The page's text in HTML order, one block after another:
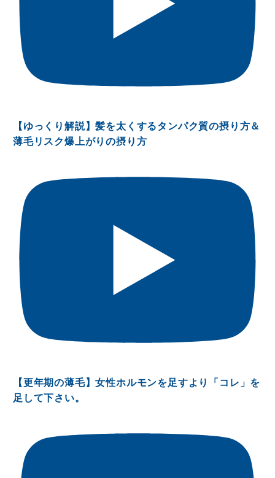
【ゆっくり解説】髪を太くするタンパク質の摂り方＆
薄毛リスク爆上がりの摂り方
【更年期の薄毛】女性ホルモンを足すより「コレ」を
足して下さい。